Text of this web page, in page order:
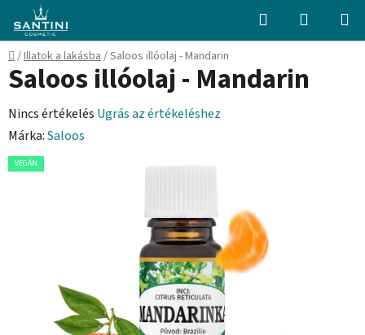
fő
tartalomhoz
Keresés KOSÁR
Kezdőlap
/Illatok a lakásba/Saloos illóolaj - Mandarin
Saloos illóolaj - Mandarin
A
termék
átlagos
Nincs értékelés Ugrás az értékeléshez
Márka:Saloos
VEGÁN